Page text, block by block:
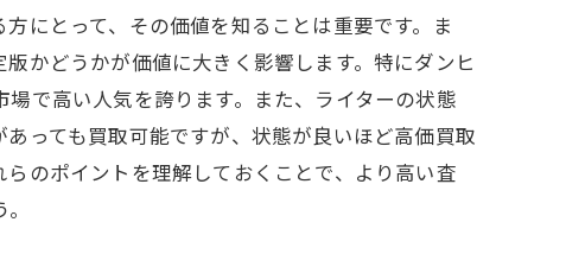
にとって、その価値を知ることは重要です。ま
かどうかが価値に大きく影響します。特にダンヒ
で高い人気を誇ります。また、ライターの状態
っても買取可能ですが、状態が良いほど高価買取
のポイントを理解しておくことで、より高い査